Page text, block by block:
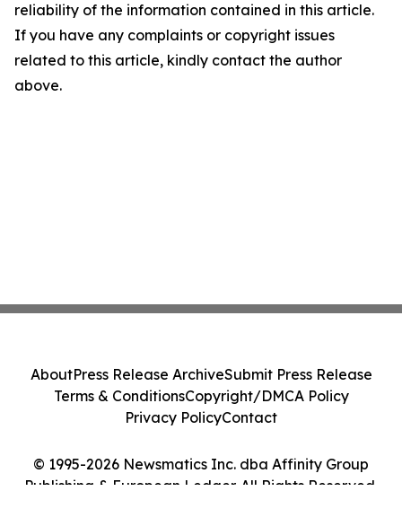
reliability of the information contained in this article.
If you have any complaints or copyright issues
related to this article, kindly contact the author
above.
© 1995-2026 Newsmatics Inc. dba Affinity Group
Publishing & European Ledger. All Rights Reserved.
AboutPress Release ArchiveSubmit Press Release
Terms & ConditionsCopyright/DMCA Policy
Privacy PolicyContact